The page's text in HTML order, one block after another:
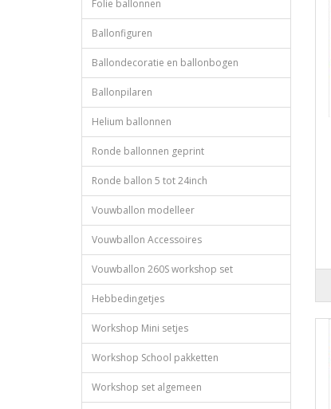
Folie ballonnen
Ballonfiguren
Ballondecoratie en ballonbogen
Ballonpilaren
Helium ballonnen
Ronde ballonnen geprint
Ronde ballon 5 tot 24inch
Vouwballon modelleer
Vouwballon Accessoires
Vouwballon 260S workshop set
Hebbedingetjes
Workshop Mini setjes
Workshop School pakketten
Workshop set algemeen